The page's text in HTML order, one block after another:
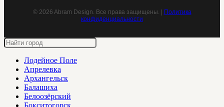
© 2026 Abram Design. Все права защищены. | Политика
конфиденциальности
Лодейное Поле
Апрелевка
Архангельск
Балашиха
Белоозёрский
Бокситогорск